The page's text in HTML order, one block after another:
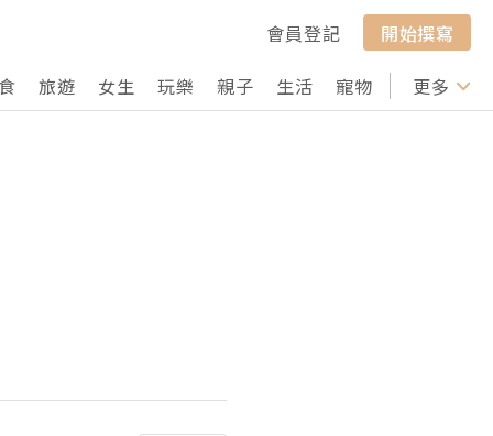
會員登記
開始撰寫
旅遊 女生 玩樂 親子 生活 寵物 行山 打卡
更多